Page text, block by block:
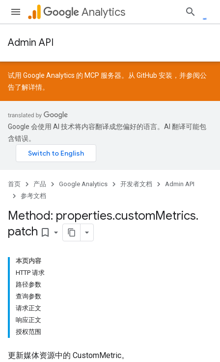
Analytics
Admin API
试用 Google Analytics 的 MCP 服务器。从 GitHub 安装，并参阅公
告了解详情。
Google 会使用 AI 技术将内容翻译成您偏好的语言。AI 翻译可能包
含错误。
首页 产品 Google Analytics 开发者文档
Admin API
参考文档
Method: properties.customMetrics.
patch bookmark_border
本页内容
HTTP 请求
路径参数
查询参数
请求正文
响应正文
授权范围
更新媒体资源中的 CustomMetric。